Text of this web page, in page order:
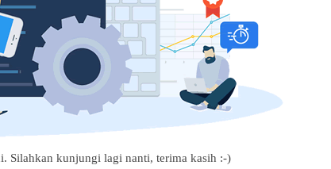
Silahkan kunjungi lagi nanti, terima kasih :-)